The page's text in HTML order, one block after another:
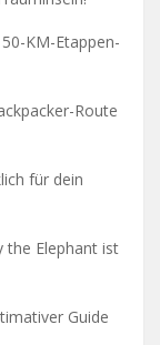
KM-Etappen-
Route
für dein
the Elephant ist
Guide